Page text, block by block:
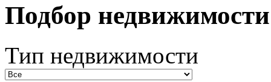
Подбор недвижимости
Тип недвижимости